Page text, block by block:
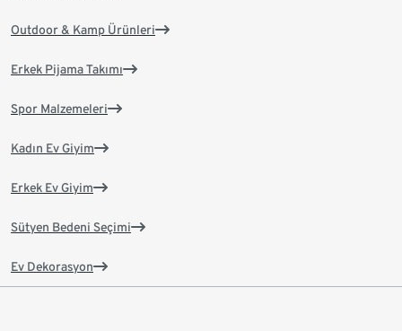
Outdoor & Kamp Ürünleri
Erkek Pijama Takımı
Spor Malzemeleri
Kadın Ev Giyim
Erkek Ev Giyim
Sütyen Bedeni Seçimi
Ev Dekorasyon